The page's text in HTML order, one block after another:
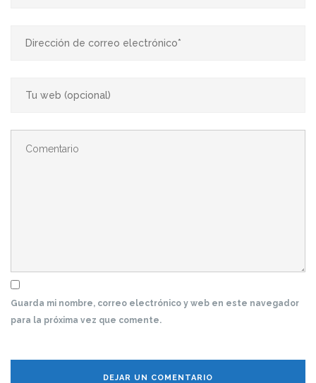
Guarda mi nombre, correo electrónico y web en este navegador
para la próxima vez que comente.